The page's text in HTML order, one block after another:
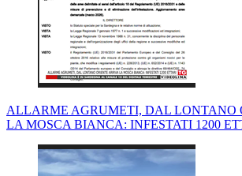
ALLARME AGRUMETI, DAL LONTANO
LA MOSCA BIANCA: INFESTATI 1200